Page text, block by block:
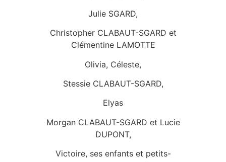
Julie SGARD,
Christopher CLABAUT-SGARD et
Clémentine LAMOTTE
Olivia, Céleste,
Stessie CLABAUT-SGARD,
Elyas
Morgan CLABAUT-SGARD et Lucie
DUPONT,
Victoire, ses enfants et petits-